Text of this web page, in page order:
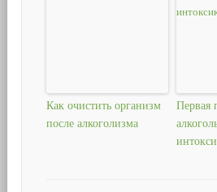
Как очистить организм
после алкоголизма
Первая